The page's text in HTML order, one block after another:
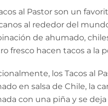
al Pastor son un
al rededor del
de ahumado,
fresco hacen tacos a la
los Tacos al
en salsa de Chile, la
con una piña y se